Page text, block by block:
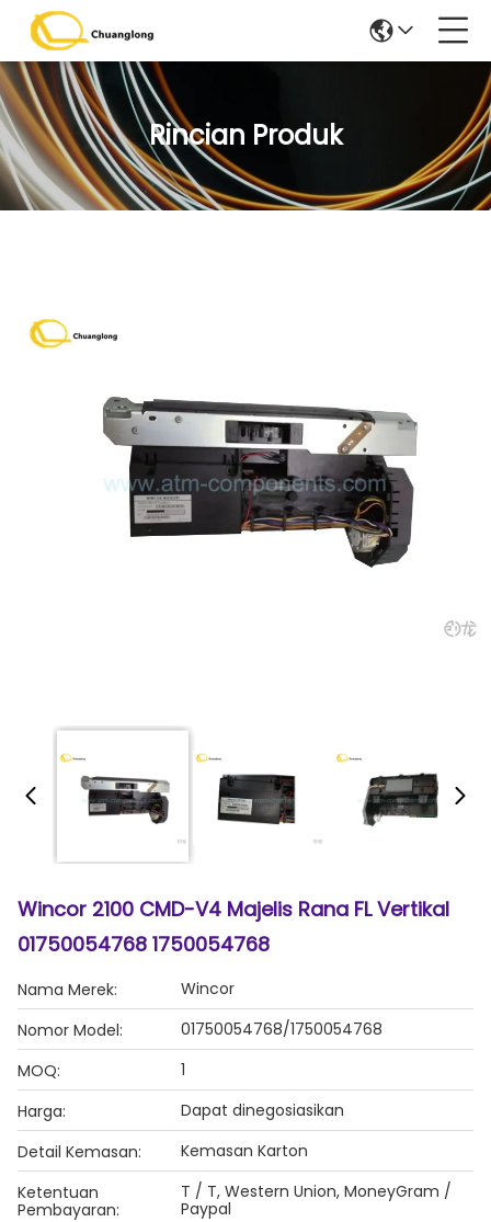
Rincian Produk
Wincor 2100 CMD-V4 Majelis Rana FL Vertikal
01750054768 1750054768
Nama Merek:
Wincor
Nomor Model:
01750054768/1750054768
MOQ:
1
Harga:
Dapat dinegosiasikan
Detail Kemasan:
Kemasan Karton
Ketentuan
Pembayaran:
T / T, Western Union, MoneyGram /
Paypal